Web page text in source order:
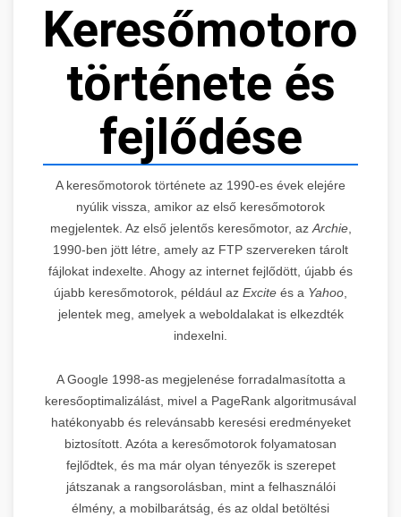
Keresőmotorok
története és
fejlődése
A keresőmotorok története az 1990-es évek elejére
nyúlik vissza, amikor az első keresőmotorok
megjelentek. Az első jelentős keresőmotor, azArchie,
1990-ben jött létre, amely az FTP szervereken tárolt
fájlokat indexelte. Ahogy az internet fejlődött, újabb és
újabb keresőmotorok, például az Excite és a Yahoo,
jelentek meg, amelyek a weboldalakat is elkezdték
indexelni.
A Google 1998-as megjelenése forradalmasította a
keresőoptimalizálást, mivel a PageRank algoritmusával
hatékonyabb és relevánsabb keresési eredményeket
biztosított. Azóta a keresőmotorok folyamatosan
fejlődtek, és ma már olyan tényezők is szerepet
játszanak a rangsorolásban, mint a felhasználói
élmény, a mobilbarátság, és az oldal betöltési